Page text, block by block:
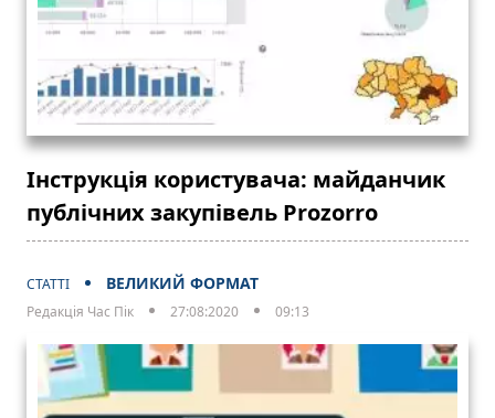
Інструкція користувача: майданчик
публічних закупівель Prozorro
СТАТТІ ВЕЛИКИЙ ФОРМАТ
Редакція Час Пік 27:08:2020 09:13